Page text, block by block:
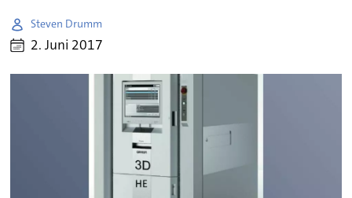
Steven Drumm
2. Juni 2017